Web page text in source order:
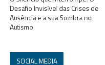
Desafio Invisível das Crises de
Ausência e a sua Sombra no
Autismo
SOCIAL MEDIA